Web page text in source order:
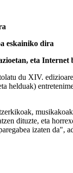
eskainiko dira
eta Internet
du XIV.
dituzte, eta
izaten